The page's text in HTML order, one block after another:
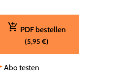
PDF bestellen
(5,95 €)
Abo testen